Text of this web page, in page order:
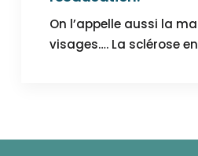
On l’appelle aussi la
visages…. La sclérose